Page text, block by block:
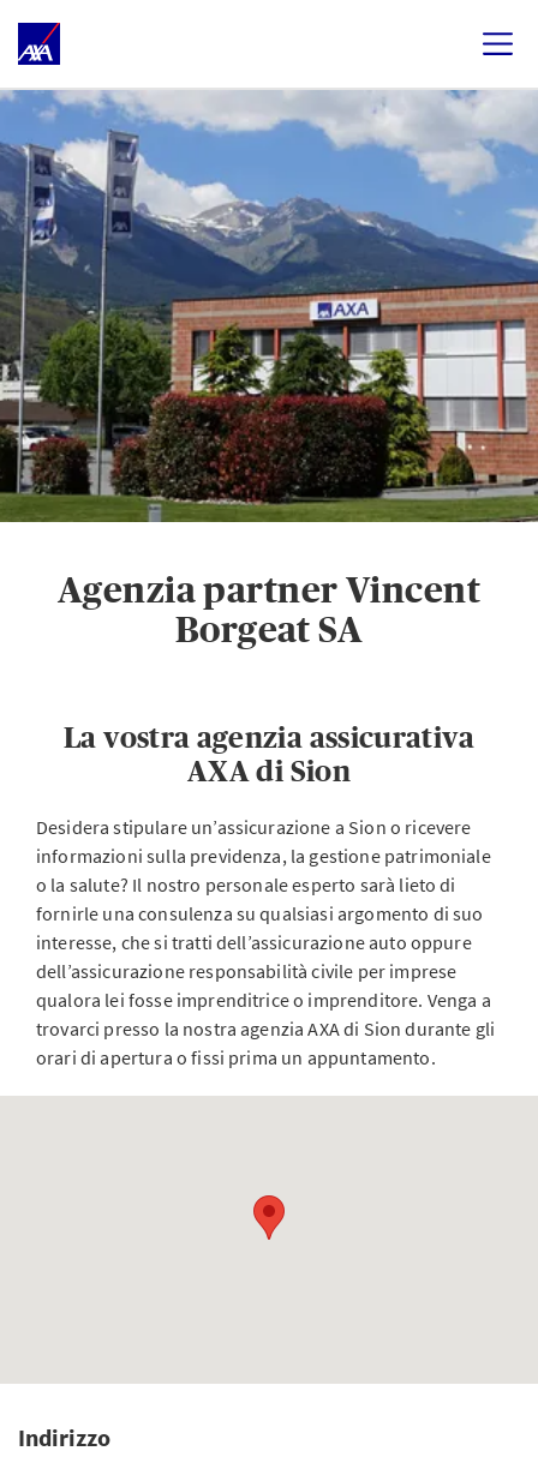
Agenzia partner Vincent
Borgeat SA
La vostra agenzia assicurativa
AXA di Sion
Desidera stipulare un’assicurazione a Sion o ricevere
informazioni sulla previdenza, la gestione patrimoniale
o la salute? Il nostro personale esperto sarà lieto di
fornirle una consulenza su qualsiasi argomento di suo
interesse, che si tratti dell’assicurazione auto oppure
dell’assicurazione responsabilità civile per imprese
qualora lei fosse imprenditrice o imprenditore. Venga a
trovarci presso la nostra agenzia AXA di Sion durante gli
orari di apertura o fissi prima un appuntamento.
Indirizzo